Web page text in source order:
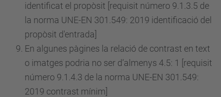
identificat el propòsit [requisit número 9.1.3.5 de
la norma UNE-EN 301.549: 2019 identificació del
propòsit d'entrada]
En algunes pàgines la relació de contrast en text
o imatges podria no ser d’almenys 4.5: 1 [requisit
número 9.1.4.3 de la norma UNE-EN 301.549:
2019 contrast mínim]